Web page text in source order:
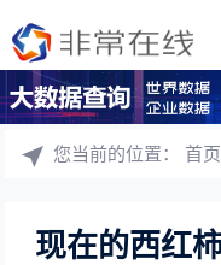
您当前的位置：首页
现在的西红